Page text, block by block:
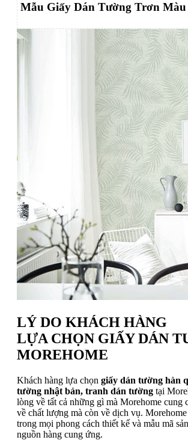
Mẫu Giấy Dán Tường Trơn Màu
LÝ DO KHÁCH HÀNG
LỰA CHỌN GIẤY DÁN
MOREHOME
Khách hàng lựa chọn giấy dán tường hàn
tường nhật bản, tranh dán tường tại
lòng về tất cả những gì mà Morehome cung
về chất lượng mà còn về dịch vụ.
trong mọi phong cách thiết kế và mẫu mã
nguồn hàng cung ứng.